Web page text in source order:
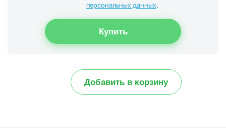
персональных данных.
Добавить в корзину